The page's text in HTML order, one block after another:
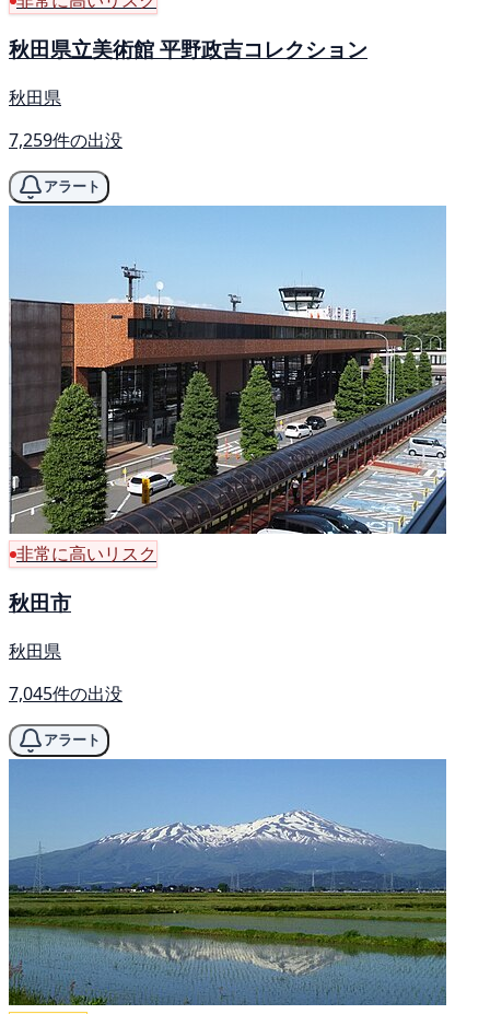
秋田県立美術館 平野政吉コレクション
秋田県
7,259件の出没
アラート
非常に高いリスク
秋田市
秋田県
7,045件の出没
アラート